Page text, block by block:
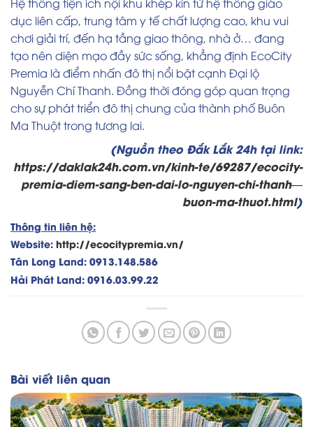
dục liên cấp, trung tâm y tế chất lượng cao, khu vui
chơi giải trí, đến hạ tầng giao thông, nhà ở… đang
tạo nên diện mạo đầy sức sống, khẳng định EcoCity
Premia là điểm nhấn đô thị nổi bật cạnh Đại lộ
Nguyễn Chí Thanh. Đồng thời đóng góp quan trọng
cho sự phát triển đô thị chung của thành phố Buôn
Ma Thuột trong tương lai.
(Nguồn theo Đắk Lắk 24h tại link:
https://daklak24h.com.vn/kinh-te/69287/ecocity-
premia-diem-sang-ben-dai-lo-nguyen-chi-thanh—
buon-ma-thuot.html)
Thông tin liên hệ:
Website:http://ecocitypremia.vn/
Tân Long Land: 0913.148.586
Hải Phát Land: 0916.03.99.22
Bài viết liên quan